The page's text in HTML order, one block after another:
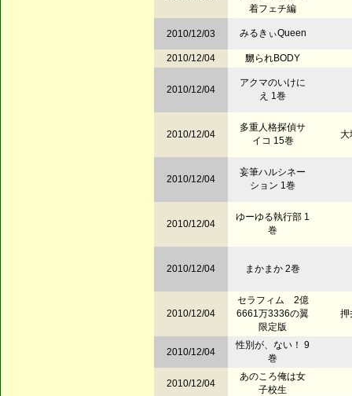
着フェチ編
2010/12/03 みるきぃQueen
2010/12/04 嬲られBODY
2010/12/04
アクマのいけに
え 1巻
2010/12/04
多重人格探偵サ
イコ 15巻
大
2010/12/04
妄筆ハルシネー
ション 1巻
2010/12/04
ゆーゆる執行部 1
巻
2010/12/04 まかまか 2巻
2010/12/04
セラフィム 2億
6661万3336の翼
限定版
2010/12/04
性別が、ない！ 9
巻
2010/12/04
あのころ俺は女
子校生